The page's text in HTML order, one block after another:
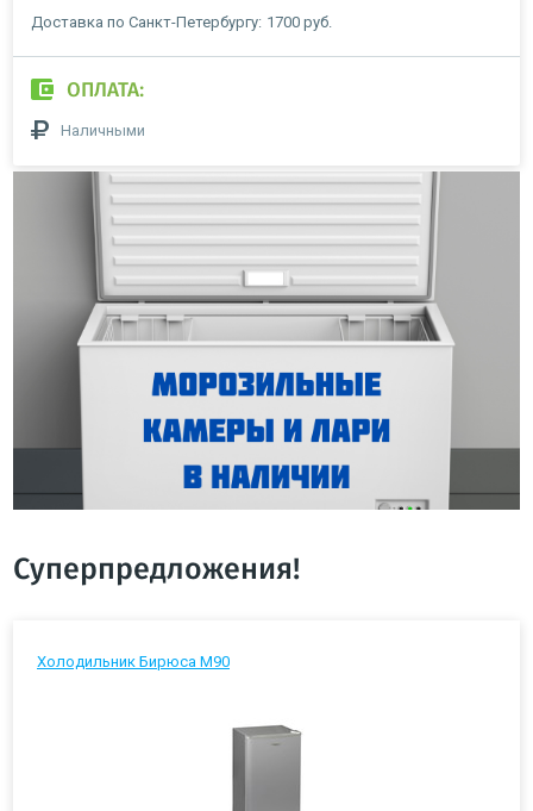
Доставка по Санкт-Петербургу: 1700 руб.
ОПЛАТА:
Наличными
Суперпредложения!
Холодильник Бирюса М90